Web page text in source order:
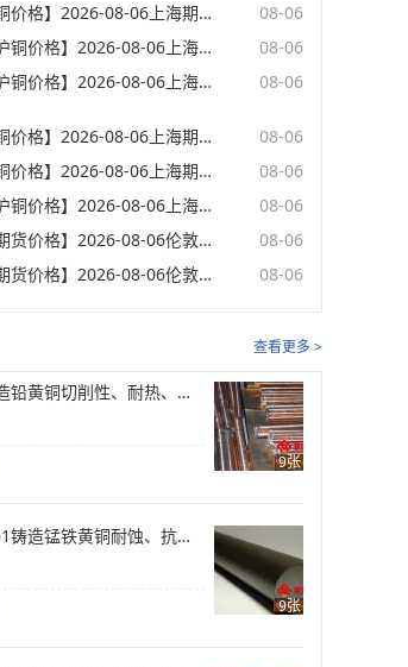
【今日期货国际铜价格】2026-08-06上海期货交易所夜盘(23:02)国际铜期货最新价格
08-06
【今日上海期货沪铜价格】2026-08-06上海期货交易所夜盘(23:02)期货沪铜最新价格
08-06
【今日上海期货沪铜价格】2026-08-06上海期货交易所夜盘(22:02)期货沪铜最新价格
08-06
【今日期货国际铜价格】2026-08-06上海期货交易所夜盘(22:02)国际铜期货最新价格
08-06
【今日期货国际铜价格】2026-08-06上海期货交易所夜盘(21:02)国际铜期货开盘价格
08-06
【今日上海期货沪铜价格】2026-08-06上海期货交易所夜盘(21:02)期货沪铜开盘价格
08-06
【今日LME伦铜期货价格】2026-08-06伦敦期货交易所电子盘下午(17:32)LME伦铜收盘价格
08-06
【今日LME伦铜期货价格】2026-08-06伦敦期货交易所电子盘下午(16:32)LME伦铜最新价格
08-06
查看更多 >
ZCuZn40Pb2铸造铅黄铜切削性、耐热、阀体库存
9张
ZCuZn40Mn3Fe1铸造锰铁黄铜耐蚀、抗拉、重型件
9张